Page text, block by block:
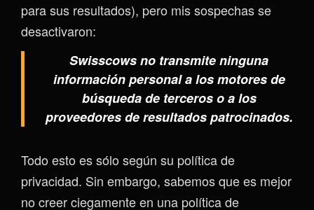
para sus resultados), pero mis sospechas se
desactivaron:
Swisscows no transmite ninguna
información personal a los motores de
búsqueda de terceros o a los
proveedores de resultados patrocinados.
Todo esto es sólo según su política de
privacidad. Sin embargo, sabemos que es mejor
no creer ciegamente en una política de